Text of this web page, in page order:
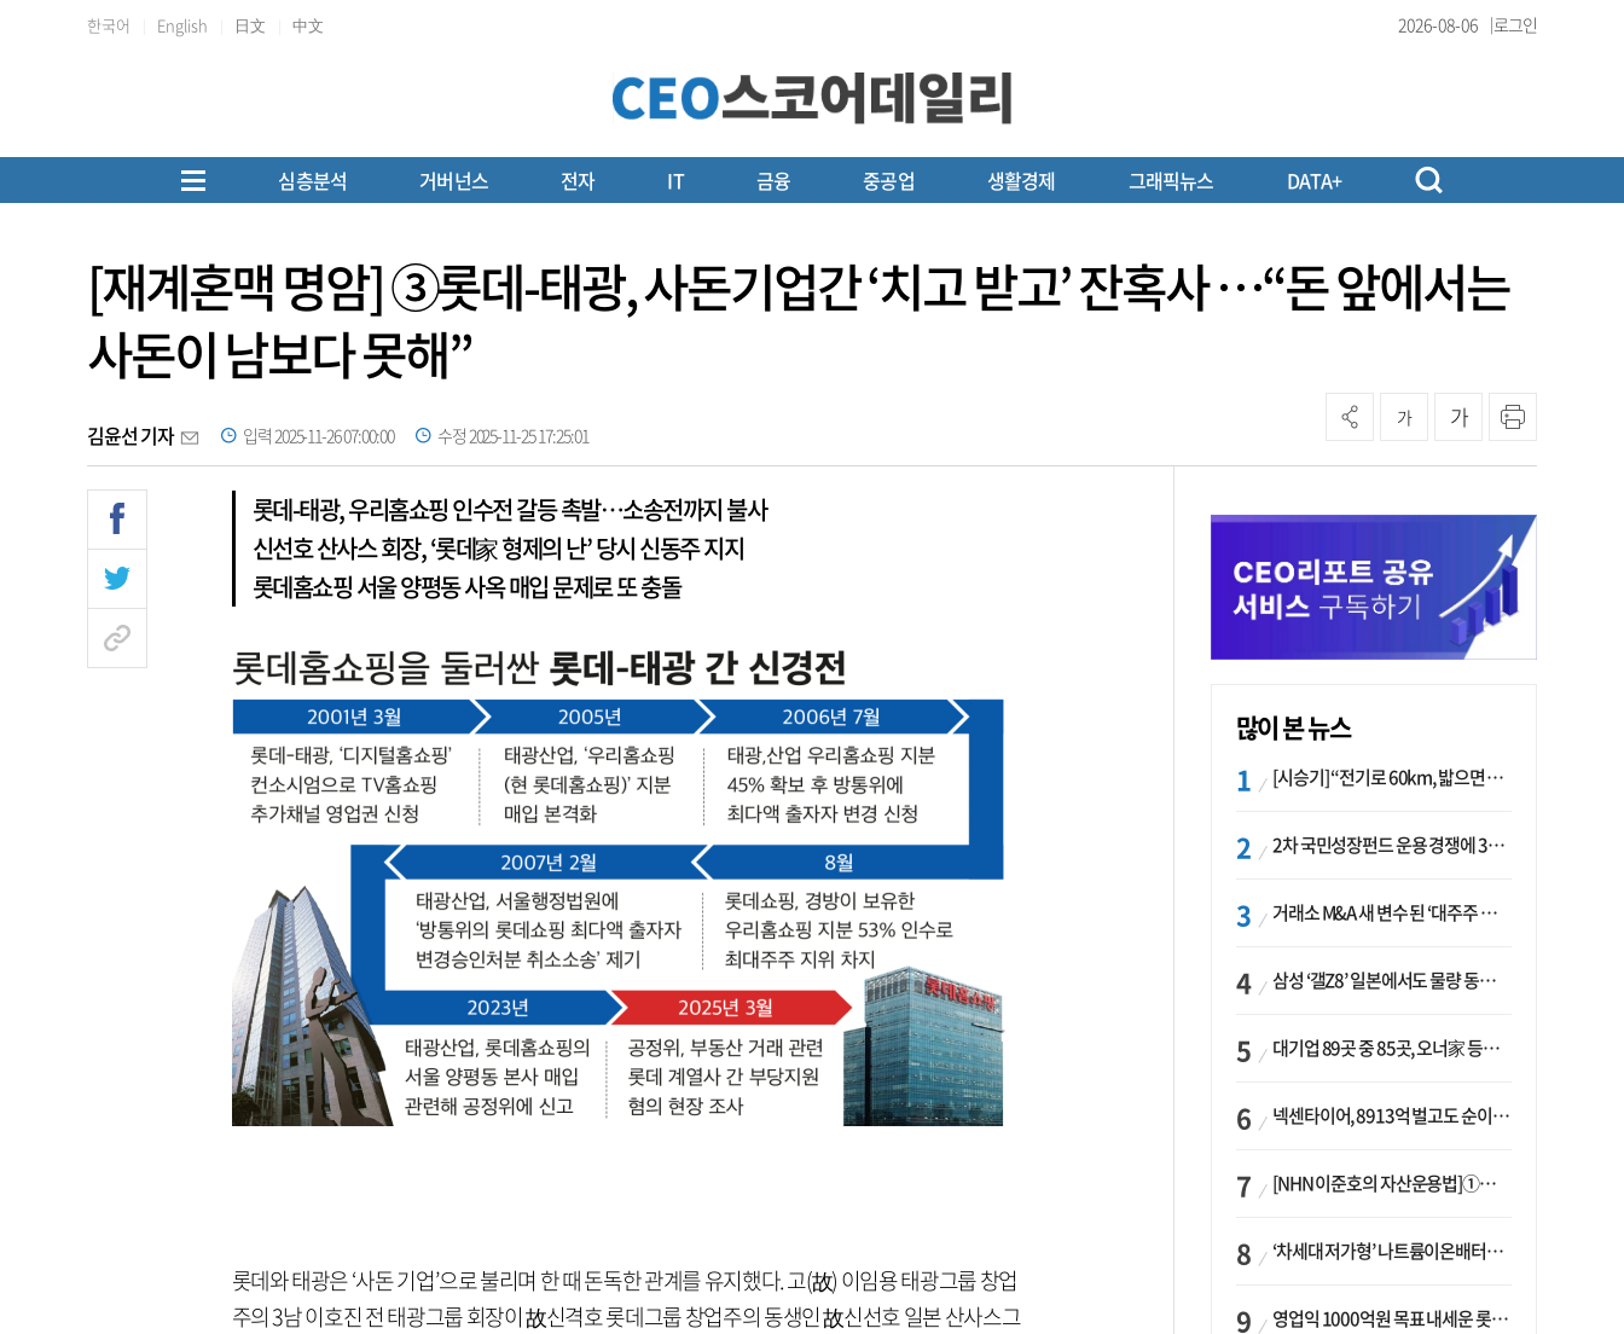
한국어 English 日文 中文 2026-08-06 로그인
심층분석 거버넌스 전자 IT 금융 중공업 생활경제 그래픽뉴스 DATA+
[재계혼맥 명암] ③롯데-태광, 사돈기업간 ‘치고 받고’ 잔혹사 …“돈 앞에서는
사돈이 남보다 못해”
김윤선 기자 입력 2025-11-26 07:00:00 수정 2025-11-25 17:25:01
가 가
롯데-태광, 우리홈쇼핑 인수전 갈등 촉발…소송전까지 불사
신선호 산사스 회장, ‘롯데家 형제의 난’ 당시 신동주 지지
롯데홈쇼핑 서울 양평동 사옥 매입 문제로 또 충돌
롯데와 태광은 ‘사돈 기업’으로 불리며 한 때 돈독한 관계를 유지했다. 고(故) 이임용 태광그룹 창업
주의 3남 이호진 전 태광그룹 회장이 故신격호 롯데그룹 창업주의 동생인 故신선호 일본 산사스그
많이 본 뉴스
[시승기] “전기로 60km, 밟으면 462마력”…볼보 XC60 T8의 두 얼굴
2차 국민성장펀드 운용 경쟁에 33개사 몰렸다…신한·하나 등 새 얼굴 대거 합류
거래소 M&A 새 변수 된 ‘대주주 심사’…네이버·두나무 결합도 영향권
삼성 ‘갤Z8’ 일본에서도 물량 동났다…애플 참전 앞두고 선두 수성 ‘시험대’
대기업 89곳 중 85곳, 오너家 등기임원 겸직…BS 46곳·SM 45곳 ‘족벌경영’ 고착화
넥센타이어, 8913억 벌고도 순이익 2억…유럽 세부담에 이익 증발
[NHN 이준호의 자산운용법]①이니시오·JLC ‘부동산’-JLC파트너스 ‘투자’…“부동산 담보대출로 투자재원 확보”
‘차세대 저가형’ 나트륨이온배터리 시대 오나…LG화학·에코프로, 상용화 속도낸다
영업익 1000억원 목표 내세운 롯데마트…하반기 ‘오카도’ 시험대